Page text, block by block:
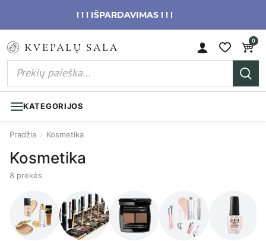
! ! ! IŠPARDAVIMAS ! ! !
0
KATEGORIJOS
Pradžia › Kosmetika
Kosmetika
8 prekės